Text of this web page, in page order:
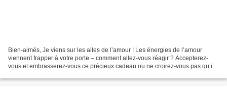
Bien-aimés, Je viens sur les ailes de l’amour ! Les énergies de l’amour
viennent frapper à votre porte – comment allez-vous réagir ? Accepterez-
vous et embrasserez-vous ce précieux cadeau ou ne croirez-vous pas qu’il